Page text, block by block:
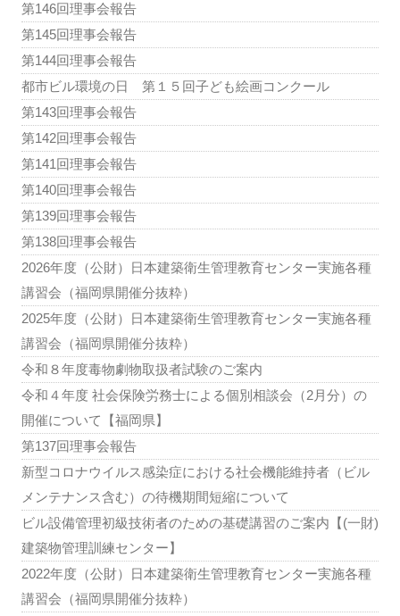
第146回理事会報告
第145回理事会報告
第144回理事会報告
都市ビル環境の日 第１５回子ども絵画コンクール
第143回理事会報告
第142回理事会報告
第141回理事会報告
第140回理事会報告
第139回理事会報告
第138回理事会報告
2026年度（公財）日本建築衛生管理教育センター実施各種
講習会（福岡県開催分抜粋）
2025年度（公財）日本建築衛生管理教育センター実施各種
講習会（福岡県開催分抜粋）
令和８年度毒物劇物取扱者試験のご案内
令和４年度 社会保険労務士による個別相談会（2月分）の
開催について【福岡県】
第137回理事会報告
新型コロナウイルス感染症における社会機能維持者（ビル
メンテナンス含む）の待機期間短縮について
ビル設備管理初級技術者のための基礎講習のご案内【(一財)
建築物管理訓練センター】
2022年度（公財）日本建築衛生管理教育センター実施各種
講習会（福岡県開催分抜粋）